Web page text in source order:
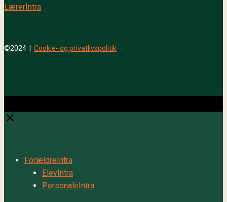
LærerIntra
©2024 | Cookie- og privatlivspolitik
Close
ForældreIntra
ElevIntra
PersonaleIntra